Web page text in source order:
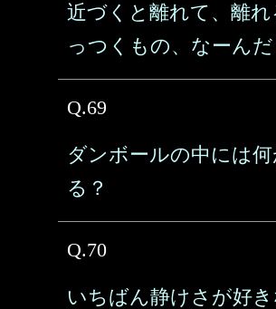
近づくと離れて、離れ
っつくもの、なーんだ
Q.69
ダンボールの中には
る？
Q.70
いちばん静けさが好き